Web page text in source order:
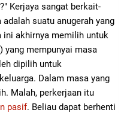
Kerjaya sangat berkait-
suatu anugerah yang
ini akhirnya memilih untuk
yang mempunyai masa
dipilih untuk
Dalam masa yang
Malah, perkerjaan itu
pasif. Beliau dapat berhenti